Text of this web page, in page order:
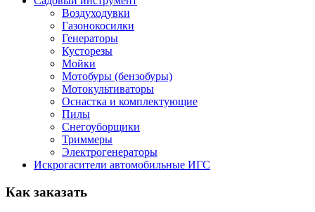
Воздуходувки
Газонокосилки
Генераторы
Кусторезы
Мойки
Мотобуры (бензобуры)
Мотокультиваторы
Оснастка и комплектующие
Пилы
Снегоуборщики
Триммеры
Электрогенераторы
Искрогасители автомобильные ИГС
Как заказать